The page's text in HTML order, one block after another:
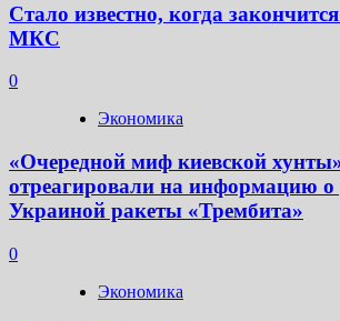
Стало известно, когда
МКС
0
Экономика
«Очередной миф киевской
отреагировали на информацию о
Украиной ракеты «Трембита»
0
Экономика